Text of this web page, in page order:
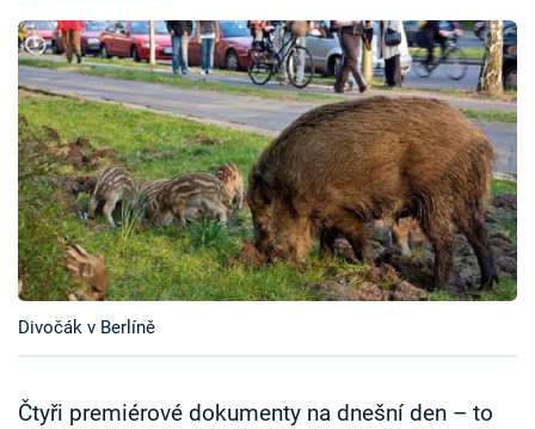
Témata
Témata
Pořady
TV Program
Časopis
Sledujte prima+
Přihlášení
Divočák v Berlíně
Čtyři premiérové dokumenty na dnešní den – to